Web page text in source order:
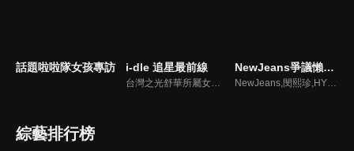
話題啦啦隊女孩專訪 i-dle 追星最前線
台灣之光舒華所屬女團最新消息報你知
NewJeans爭議懶人包
NewJeans,閔熙珍,HYBE爭議懶人包
綜藝排行榜